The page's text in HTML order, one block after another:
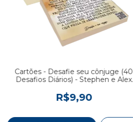
Cartões - Desafie seu cônjuge (40
Desafios Diários) - Stephen e Alex
R$9,90